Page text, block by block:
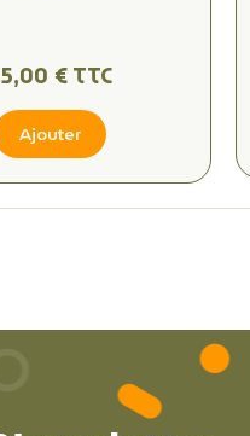
€ TTC
Ajouter